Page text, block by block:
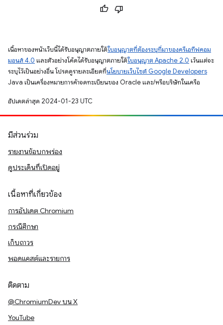
เนื้อหาของหน้าเว็บนี้ได้รับอนุญาตภายใต้ใบอนุญาตที่ต้องระบุที่มาของครีเอทีฟคอม
มอนส์ 4.0 และตัวอย่างโค้ดได้รับอนุญาตภายใต้ใบอนุญาต Apache 2.0 เว้นแต่จะ
ระบุไว้เป็นอย่างอื่น โปรดดูรายละเอียดที่นโยบายเว็บไซต์ Google Developers
Java เป็นเครื่องหมายการค้าจดทะเบียนของ Oracle และ/หรือบริษัทในเครือ
อัปเดตล่าสุด 2024-01-23 UTC
มีส่วนร่วม
รายงานข้อบกพร่อง
ดูประเด็นที่เปิดอยู่
เนื้อหาที่เกี่ยวข้อง
การอัปเดต Chromium
กรณีศึกษา
เก็บถาวร
พอดแคสต์และรายการ
ติดตาม
@ChromiumDev บน X
YouTube